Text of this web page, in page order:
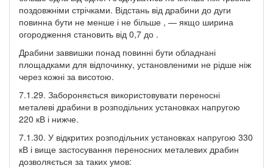
поздовжніми стрічками. Відстань від драбини до дуги
повинна бути не менше і не більше , — якщо ширина
огородження становить від 0,7 до .
Драбини заввишки понад повинні бути обладнані
площадками для відпочинку, установленими не рідше ніж
через кожні за висотою.
7.1.29. Забороняється використовувати переносні
металеві драбини в розподільних установках напругою
220 кВ і нижче.
7.1.30. У відкритих розподільних установках напругою 330
кВ і вище застосування переносних металевих драбин
дозволяється за таких умов: